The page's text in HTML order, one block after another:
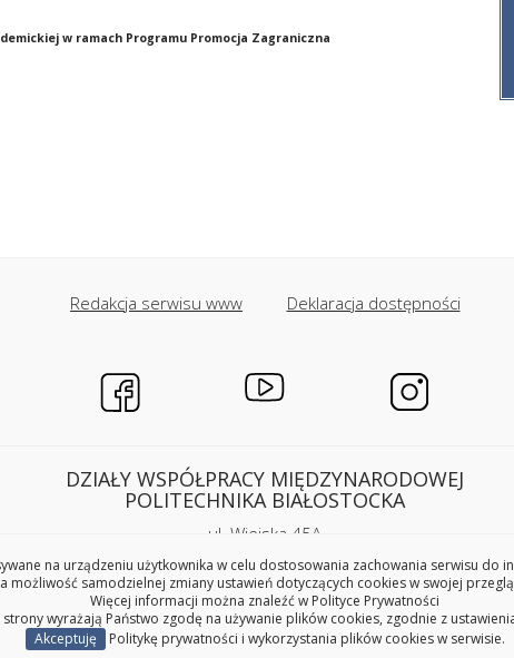
na urządzeniu użytkownika w celu dostosowania zachowania serwisu do
możliwość samodzielnej zmiany ustawień dotyczących cookies w swojej
Więcej informacji można znaleźć w Polityce Prywatności
strony wyrażają Państwo zgodę na używanie plików cookies, zgodnie z
Akceptuję
Politykę prywatności i wykorzystania plików cookies w serwisie.
w ramach Programu Promocja Zagraniczna
Redakcja serwisu www Deklaracja dostępności
DZIAŁY WSPÓŁPRACY MIĘDZYNARODOWEJ
POLITECHNIKA BIAŁOSTOCKA
ul. Wiejska 45A
15-351 Białystok
pokoje 28C, 29C, 31C i 33C
Copyright © 2026 Politechnika Białostocka